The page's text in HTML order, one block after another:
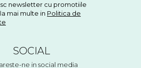
newsletter cu promotiile
mai multe in Politica de
SOCIAL
ne in social media